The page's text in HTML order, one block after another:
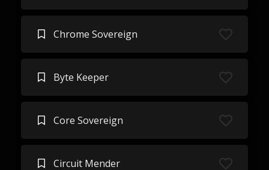
Chrome Sovereign
Byte Keeper
Core Sovereign
Circuit Mender